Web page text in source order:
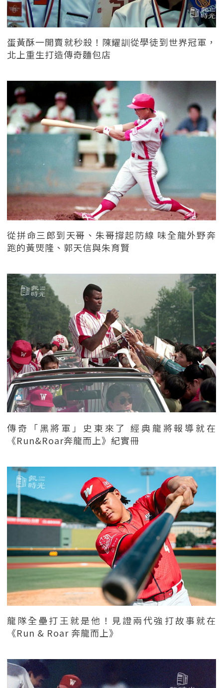
蛋黃酥一開賣就秒殺！陳耀訓從學徒到世界冠軍，
北上重生打造傳奇麵包店
從拼命三郎到天哥、朱哥撐起防線 味全龍外野奔
跑的黃煚隆、郭天信與朱育賢
傳奇「黑將軍」史東來了 經典龍將報導就在
《Run&Roar奔龍而上》紀實冊
龍隊全壘打王就是他！見證兩代強打故事就在
《Run & Roar 奔龍而上》